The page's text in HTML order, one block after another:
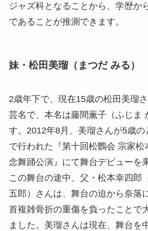
ジャズ科となることから、学歴か
であることが推測できます。
妹・松田美瑠（まつだ みる）
2歳年下で、現在15歳の松田美瑠
芸名で、本名は藤間薫子（ふじま
す。2012年8月、美瑠さんが5歳
で行われた『第十回松鸚会 宗家松
念舞踊公演』にて舞台デビューを
この舞台の途中、父・松本幸四郎
五郎）さんは、舞台の迫から奈落
首複雑骨折の重傷を負ったことで
ました。美瑠さんは現在、舞台を